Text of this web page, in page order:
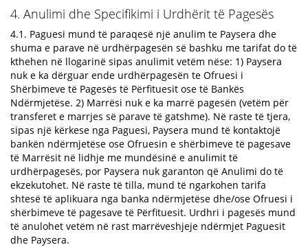
4. Anulimi dhe Specifikimi i Urdhërit të Pagesës
4.1. Paguesi mund të paraqesë një anulim te Paysera dhe
shuma e parave në urdhërpagesën së bashku me tarifat do të
kthehen në llogarinë sipas anulimit vetëm nëse: 1) Paysera
nuk e ka dërguar ende urdhërpagesën te Ofruesi i
Shërbimeve të Pagesës të Përfituesit ose të Bankës
Ndërmjetëse. 2) Marrësi nuk e ka marrë pagesën (vetëm për
transferet e marrjes së parave të gatshme). Në raste të tjera,
sipas një kërkese nga Paguesi, Paysera mund të kontaktojë
bankën ndërmjetëse ose Ofruesin e shërbimeve të pagesave
të Marrësit në lidhje me mundësinë e anulimit të
urdhërpagesës, por Paysera nuk garanton që Anulimi do të
ekzekutohet. Në raste të tilla, mund të ngarkohen tarifa
shtesë të aplikuara nga banka ndërmjetëse dhe/ose Ofruesi i
shërbimeve të pagesave të Përfituesit. Urdhri i pagesës mund
të anulohet vetëm në rast marrëveshjeje ndërmjet Paguesit
dhe Paysera.